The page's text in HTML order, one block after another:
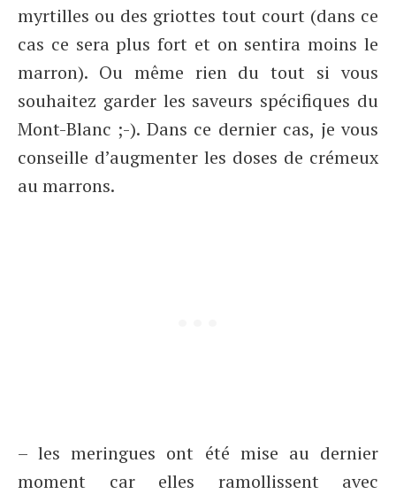
myrtilles ou des griottes tout court (dans ce
cas ce sera plus fort et on sentira moins le
marron). Ou même rien du tout si vous
souhaitez garder les saveurs spécifiques du
Mont-Blanc ;-). Dans ce dernier cas, je vous
conseille d’augmenter les doses de crémeux
au marrons.
– les meringues ont été mise au dernier
moment car elles ramollissent avec